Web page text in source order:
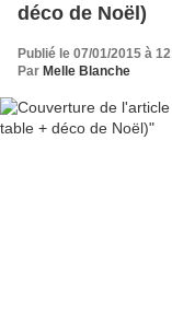
déco de Noël)
Publié le 07/01/2015 à
Par Melle Blanche